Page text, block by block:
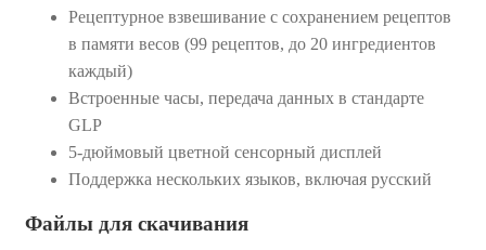
Рецептурное взвешивание с сохранением рецептов
в памяти весов (99 рецептов, до 20 ингредиентов
каждый)
Встроенные часы, передача данных в стандарте
GLP
5-дюймовый цветной сенсорный дисплей
Поддержка нескольких языков, включая русский
Файлы для скачивания